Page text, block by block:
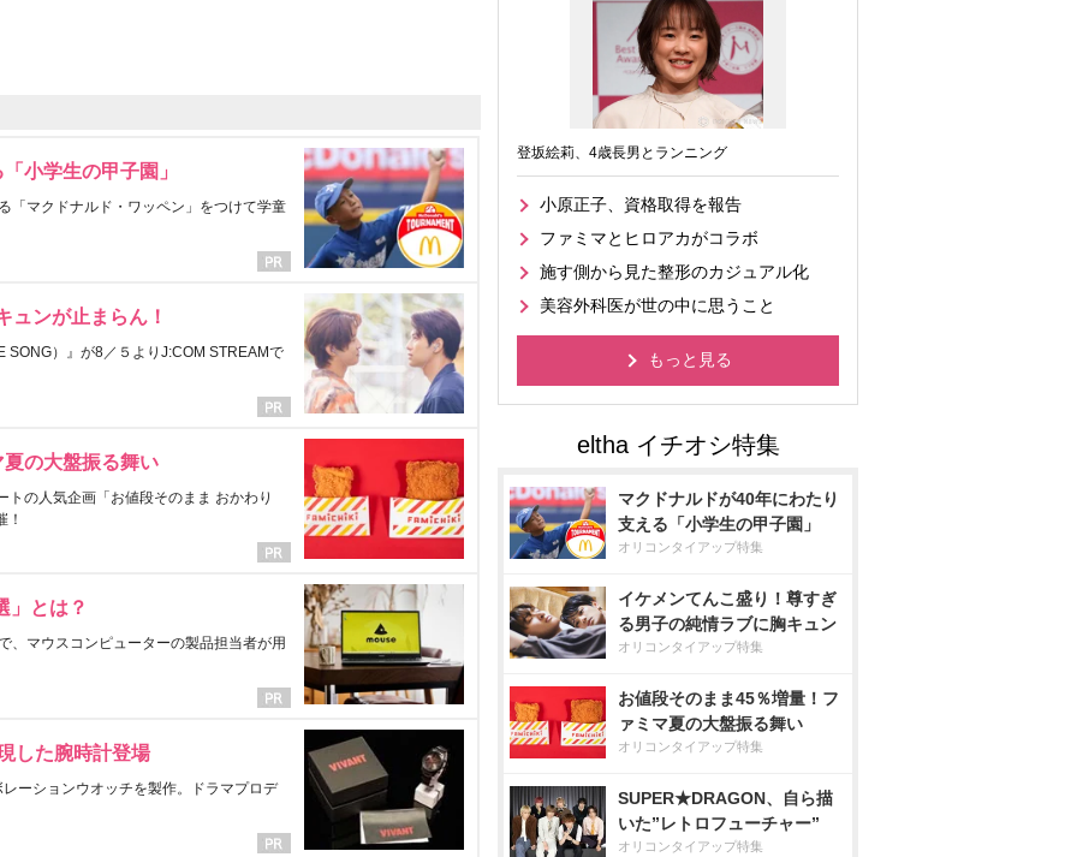
小学生の甲子園」
「マクドナルド・ワッペン」をつけて学童
ュンが止まらん！
SONG）』が8／５よりJ:COM STREAMで
の大盤振る舞い
の人気企画「お値段そのまま おかわり
！
」とは？
、マウスコンピューターの製品担当者が用
した腕時計登場
ーションウオッチを製作。ドラマプロデ
登坂絵莉、4歳長男とランニング
小原正子、資格取得を報告
ファミマとヒロアカがコラボ
施す側から見た整形のカジュアル化
美容外科医が世の中に思うこと
もっと見る
マクドナルドが40年にわたり
支える「小学生の甲子園」
オリコンタイアップ特集
イケメンてんこ盛り！尊すぎ
る男子の純情ラブに胸キュン
オリコンタイアップ特集
お値段そのまま45％増量！フ
ァミマ夏の大盤振る舞い
オリコンタイアップ特集
SUPER★DRAGON、自ら描
いた”レトロフューチャー”
オリコンタイアップ特集